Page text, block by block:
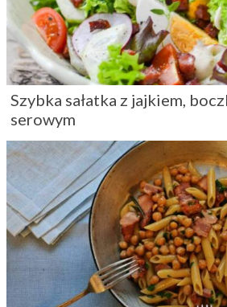
Szybka sałatka z jajkiem,
serowym